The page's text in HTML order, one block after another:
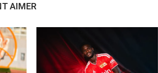
AIMER